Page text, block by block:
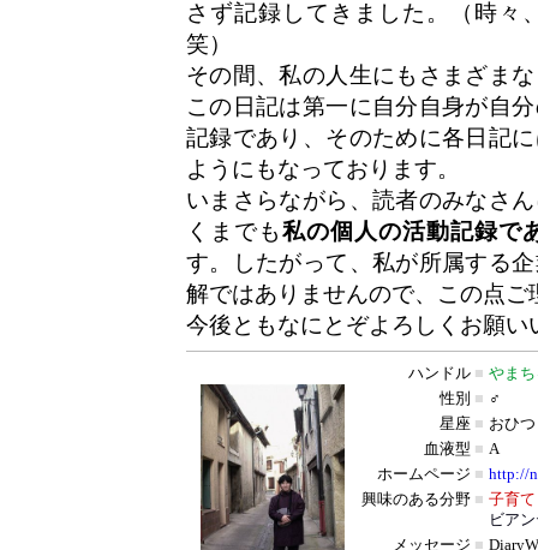
さず記録してきました。（時々
笑）
その間、私の人生にもさまざま
この日記は第一に自分自身が自
記録であり、そのために各日記
ようにもなっております。
いまさらながら、読者のみなさ
くまでも私の個人の活動記録で
す。したがって、私が所属する
解ではありませんので、この点
今後ともなにとぞよろしくお願い
ハンドル ■ やま
性別 ■ ♂
星座 ■ おひ
血液型 ■ A
ホームページ ■ http://
興味のある分野 ■ 子育て
ビア
メッセージ ■